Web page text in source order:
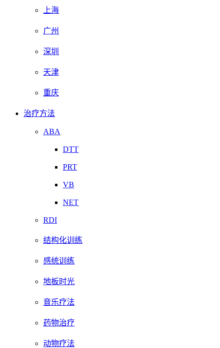
上海
广州
深圳
天津
重庆
治疗方法
ABA
DTT
PRT
VB
NET
RDI
结构化训练
感统训练
地板时光
音乐疗法
药物治疗
动物疗法